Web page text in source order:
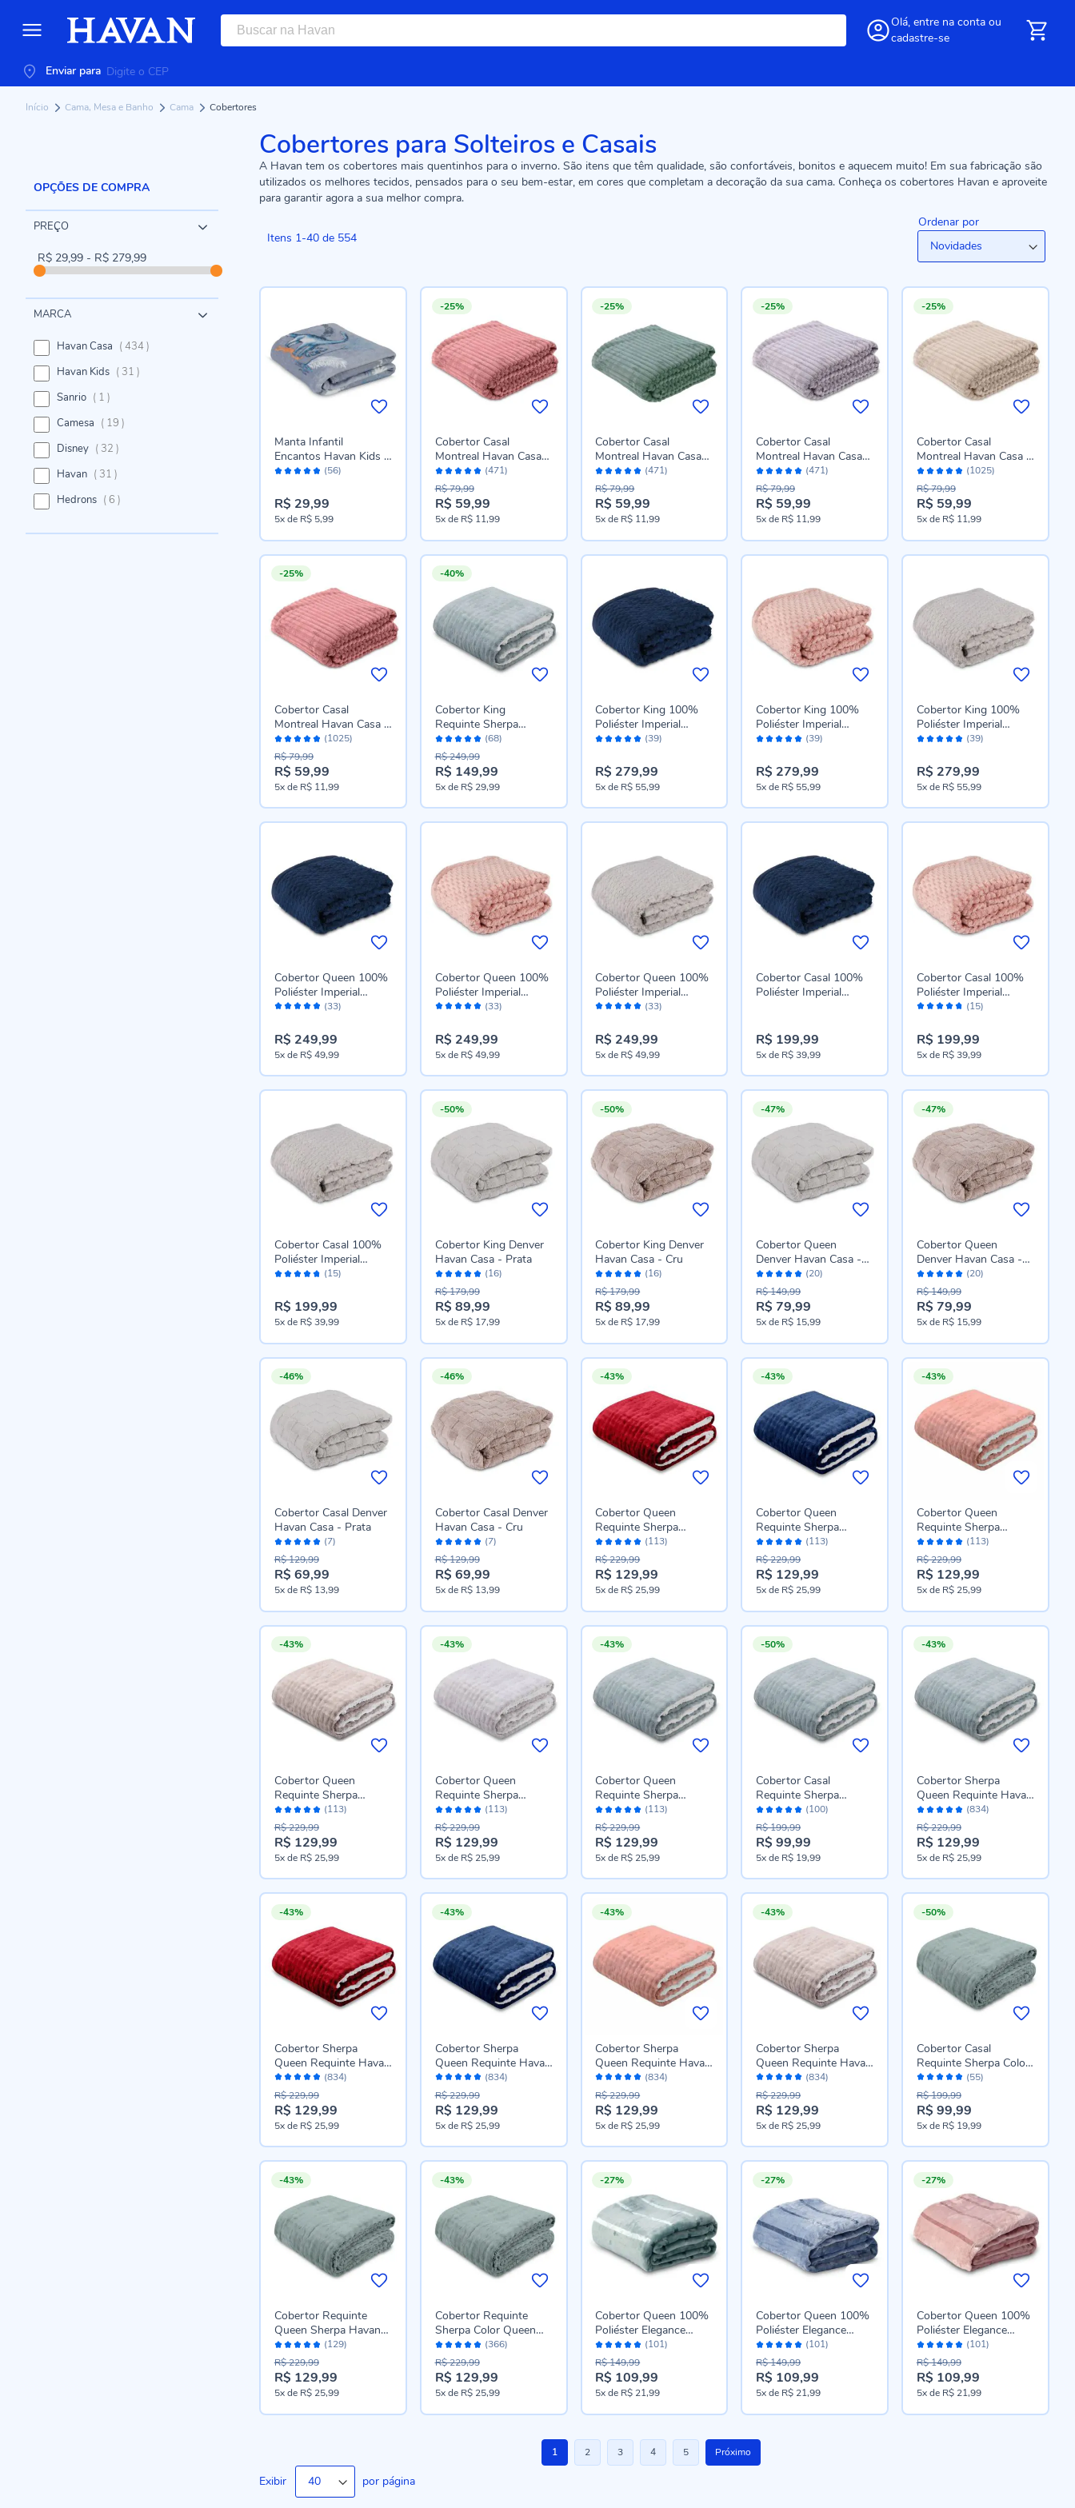
Olá, entre na conta ou
cadastre-se
Enviar para
Início Cama, Mesa e Banho Cama Cobertores
Cobertores para Solteiros e Casais
A Havan tem os cobertores mais quentinhos para o inverno. São itens que têm qualidade, são confortáveis, bonitos e aquecem muito! Em sua fabricação são
utilizados os melhores tecidos, pensados para o seu bem-estar, em cores que completam a decoração da sua cama. Conheça os cobertores Havan e aproveite
para garantir agora a sua melhor compra.
Itens 1-40 de 554
Ordenar por
Avaliação: (56)
Manta Infantil
Encantos Havan Kids -
Jurassic Azul
R$ 29,99
5xde R$ 5,99
-25%
Avaliação:
96%
(471)
Cobertor Casal
Montreal Havan Casa
100% Poliéster - Rosa
Preço
especial
R$ 59,99
R$ 79,99
5xde R$ 11,99
-25%
Avaliação:
96%
(471)
Cobertor Casal
Montreal Havan Casa
100% Poliéster - Verde
Preço
especial
R$ 59,99
R$ 79,99
5xde R$ 11,99
-25%
Avaliação:
96%
(471)
Cobertor Casal
Montreal Havan Casa
100% Poliéster - Cinza
Amianto
Preço
especial
R$ 59,99
R$ 79,99
5xde R$ 11,99
-25%
Avaliação:
96%
(1025)
Cobertor Casal
Montreal Havan Casa -
Cru
Preço
especial
R$ 59,99
R$ 79,99
5xde R$ 11,99
-25%
Avaliação:
96%
(1025)
Cobertor Casal
Montreal Havan Casa -
Rosa
Preço
especial
R$ 59,99
R$ 79,99
5xde R$ 11,99
-40%
Avaliação:
96%
(68)
Cobertor King
Requinte Sherpa
Havan Casa - Verde
Capri
Preço
especial
R$ 149,99
R$ 249,99
5xde R$ 29,99
Avaliação: (39)
Cobertor King 100%
Poliéster Imperial
Havan Casa - Azul
R$ 279,99
5xde R$ 55,99
Avaliação: (39)
Cobertor King 100%
Poliéster Imperial
Havan Casa - Rosa
R$ 279,99
5xde R$ 55,99
Avaliação: (39)
Cobertor King 100%
Poliéster Imperial
Havan Casa - Cinza Ice
R$ 279,99
5xde R$ 55,99
Avaliação: (33)
Cobertor Queen 100%
Poliéster Imperial
Havan Casa - Azul
R$ 249,99
5xde R$ 49,99
Avaliação: (33)
Cobertor Queen 100%
Poliéster Imperial
Havan Casa - Rosa
R$ 249,99
5xde R$ 49,99
Avaliação: (33)
Cobertor Queen 100%
Poliéster Imperial
Havan Casa - Cinza Ice
R$ 249,99
5xde R$ 49,99
Cobertor Casal 100%
Poliéster Imperial
R$ 199,99
5xde R$ 39,99
Avaliação: (15)
Cobertor Casal 100%
Poliéster Imperial
Havan Casa - Rosa
R$ 199,99
5xde R$ 39,99
Avaliação: (15)
Cobertor Casal 100%
Poliéster Imperial
Havan Casa - Cinza Ice
R$ 199,99
5xde R$ 39,99
-50%
Avaliação:
98%
(16)
Cobertor King Denver
Havan Casa - Prata
Preço
especial
R$ 89,99
R$ 179,99
5xde R$ 17,99
-50%
Avaliação:
98%
(16)
Cobertor King Denver
Havan Casa - Cru
Preço
especial
R$ 89,99
R$ 179,99
5xde R$ 17,99
-47%
Avaliação:
98%
(20)
Cobertor Queen
Denver Havan Casa -
Prata
Preço
especial
R$ 79,99
R$ 149,99
5xde R$ 15,99
-47%
Avaliação:
98%
(20)
Cobertor Queen
Denver Havan Casa -
Cru
Preço
especial
R$ 79,99
R$ 149,99
5xde R$ 15,99
-46%
Avaliação:
98%
(7)
Cobertor Casal Denver
Havan Casa - Prata
Preço
especial
R$ 69,99
R$ 129,99
5xde R$ 13,99
-46%
Avaliação:
98%
(7)
Cobertor Casal Denver
Havan Casa - Cru
Preço
especial
R$ 69,99
R$ 129,99
5xde R$ 13,99
-43%
Avaliação:
98%
(113)
Cobertor Queen
Requinte Sherpa
Havan Casa -
Bloodstone
Preço
especial
R$ 129,99
R$ 229,99
5xde R$ 25,99
-43%
Avaliação:
98%
(113)
Cobertor Queen
Requinte Sherpa
Havan Casa - Midnight
Blue
Preço
especial
R$ 129,99
R$ 229,99
5xde R$ 25,99
-43%
Avaliação:
98%
(113)
Cobertor Queen
Requinte Sherpa
Havan Casa - Argila
Preço
especial
R$ 129,99
R$ 229,99
5xde R$ 25,99
-43%
Avaliação:
98%
(113)
Cobertor Queen
Requinte Sherpa
Havan Casa - Bege
Preço
especial
R$ 129,99
R$ 229,99
5xde R$ 25,99
-43%
Avaliação:
98%
(113)
Cobertor Queen
Requinte Sherpa
Havan Casa - Ice
Preço
especial
R$ 129,99
R$ 229,99
5xde R$ 25,99
-43%
Avaliação:
98%
(113)
Cobertor Queen
Requinte Sherpa
Havan Casa - Capri
Preço
especial
R$ 129,99
R$ 229,99
5xde R$ 25,99
-50%
Avaliação:
96%
(100)
Cobertor Casal
Requinte Sherpa
Havan Casa - Verde
Capri
Preço
especial
R$ 99,99
R$ 199,99
5xde R$ 19,99
-43%
Avaliação:
96%
(834)
Cobertor Sherpa
Queen Requinte Havan
Casa - Capri
Preço
especial
R$ 129,99
R$ 229,99
5xde R$ 25,99
-43%
Avaliação:
96%
(834)
Cobertor Sherpa
Queen Requinte Havan
Casa - Bloodstone
Preço
especial
R$ 129,99
R$ 229,99
5xde R$ 25,99
-43%
Avaliação:
96%
(834)
Cobertor Sherpa
Queen Requinte Havan
Casa - Midnight Blue
Preço
especial
R$ 129,99
R$ 229,99
5xde R$ 25,99
-43%
Avaliação:
96%
(834)
Cobertor Sherpa
Queen Requinte Havan
Casa - Argila
Preço
especial
R$ 129,99
R$ 229,99
5xde R$ 25,99
-43%
Avaliação:
96%
(834)
Cobertor Sherpa
Queen Requinte Havan
Casa - Bege
Preço
especial
R$ 129,99
R$ 229,99
5xde R$ 25,99
-50%
Avaliação:
96%
(55)
Cobertor Casal
Requinte Sherpa Color
Havan Casa - Verde
Capri
Preço
especial
R$ 99,99
R$ 199,99
5xde R$ 19,99
-43%
Avaliação:
96%
(129)
Cobertor Requinte
Queen Sherpa Havan
Casa - Capri
Preço
especial
R$ 129,99
R$ 229,99
5xde R$ 25,99
-43%
Avaliação:
98%
(366)
Cobertor Requinte
Sherpa Color Queen
Havan Casa - Capri
Preço
especial
R$ 129,99
R$ 229,99
5xde R$ 25,99
-27%
Avaliação:
96%
(101)
Cobertor Queen 100%
Poliéster Elegance
Havan Casa - Verde
Capri
Preço
especial
R$ 109,99
R$ 149,99
5xde R$ 21,99
-27%
Avaliação:
96%
(101)
Cobertor Queen 100%
Poliéster Elegance
Havan Casa - Azul
Névoa
Preço
especial
R$ 109,99
R$ 149,99
5xde R$ 21,99
-27%
Avaliação:
96%
(101)
Cobertor Queen 100%
Poliéster Elegance
Havan Casa - Rosa
Pétala
Preço
especial
R$ 109,99
R$ 149,99
5xde R$ 21,99
Página
Você esta lendo a pagina
1 Página
2 Página
3 Página
4 Página
5 Próximo
Exibir por página
OPÇÕES DE COMPRA
PREÇO
R$ 29,99 - R$ 279,99
MARCA
Havan Casa 434itens
Havan Kids
31 itens
Sanrio
1 item
Camesa
19 itens
Disney
32 itens
Havan
31 itens
Hedrons
6 itens